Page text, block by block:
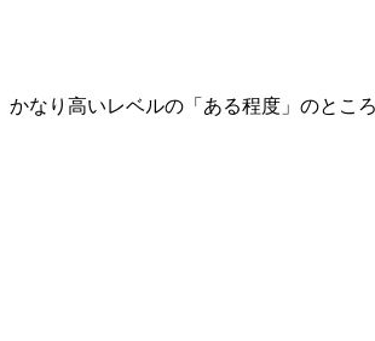
なり高いレベルの「ある程度」のとこ